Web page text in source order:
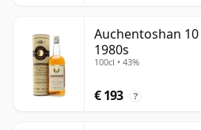
Auchentoshan
1980s
100cl • 43%
€ 193 ?